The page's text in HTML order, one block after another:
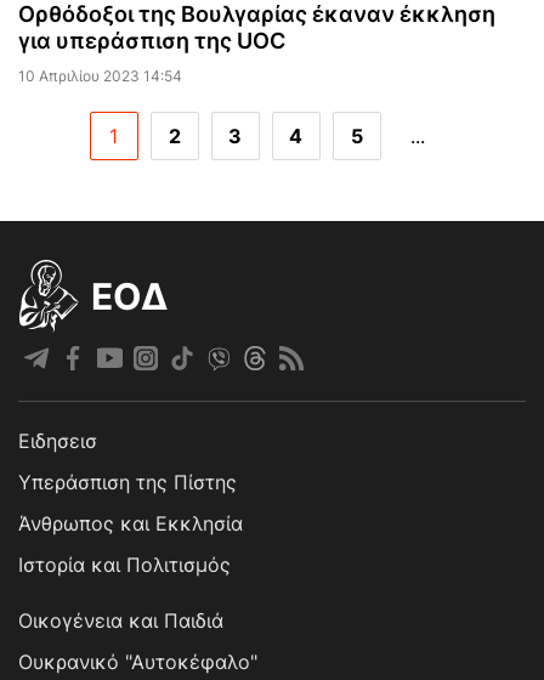
Ορθόδοξοι της Βουλγαρίας έκαναν έκκληση
για υπεράσπιση της UOC
10 Απριλίου 2023 14:54
1 2 3 4 5 ...
EOΔ
Ειδησεισ
Υπεράσπιση της Πίστης
Άνθρωπος και Εκκλησία
Ιστορία και Πολιτισμός
Οικογένεια και Παιδιά
Ουκρανικό "Αυτοκέφαλο"